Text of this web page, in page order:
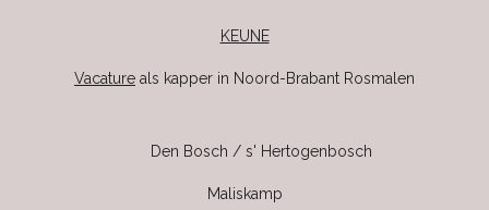
KEUNE
Vacature als kapper in Noord-Brabant Rosmalen
Den Bosch / s' Hertogenbosch
Maliskamp